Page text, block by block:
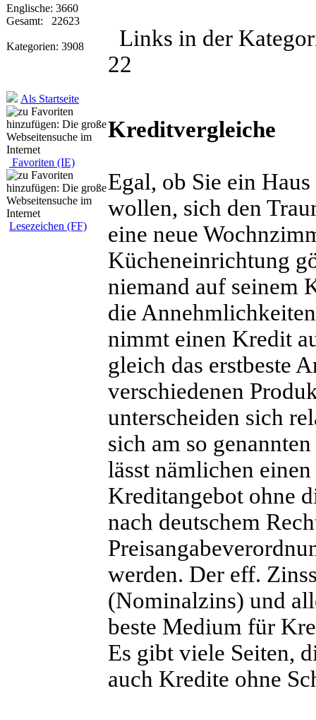
Englische: 3660
Gesamt: 22623
Kategorien: 3908
Als Startseite
Favoriten (IE)
Lesezeichen (FF)
Links in der
22
Kreditvergleiche
Egal, ob Sie ein
wollen, sich den
eine neue
Kücheneinrichtung
niemand auf seinem
die
nimmt einen Kredit
gleich das erstbeste
verschiedenen
unterscheiden sich
sich am so
lässt nämlichen
Kreditangebot ohne
nach deutschem
werden. Der eff.
(Nominalzins) und
beste Medium für
Es gibt viele Seiten,
auch Kredite ohne